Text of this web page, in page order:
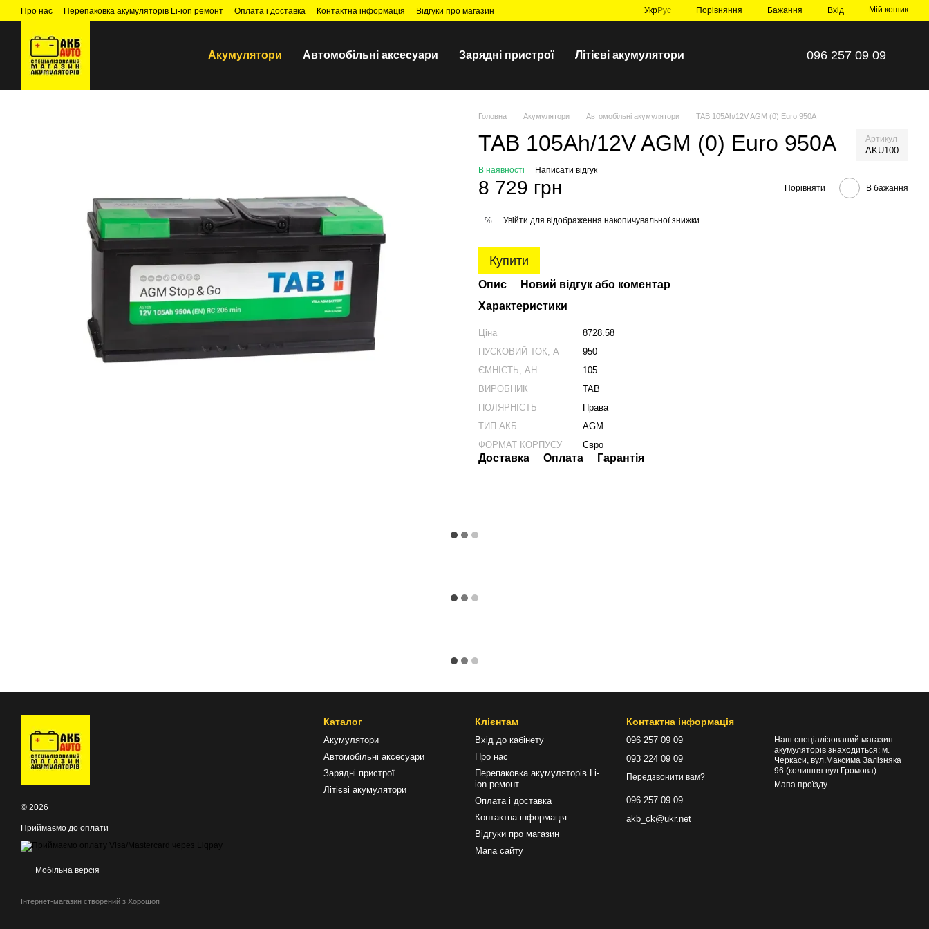
Перейти до основного контенту
Про нас Перепаковка акумуляторів Li-ion ремонт Оплата і доставка Контактна інформація Відгуки про магазин УкрРус Порівняння Бажання Вхід Мій кошик
Акумулятори Автомобільні аксесуари Зарядні пристрої Літієві акумулятори 096 257 09 09
Головна Акумулятори Автомобільні акумулятори TAB 105Ah/12V AGM (0) Euro 950A
TAB 105Ah/12V AGM (0) Euro 950A Артикул
AKU100
В наявності Написати відгук
8 729 грн Порівняти В бажання
% Увійти для відображення накопичувальної знижки
Купити
Опис
Новий відгук або коментар
Характеристики
Ціна
8728.58
ПУСКОВИЙ ТОК, А
950
ЄМНІСТЬ, АН
105
ВИРОБНИК
TAB
ПОЛЯРНІСТЬ
Права
ТИП АКБ
AGM
ФОРМАТ КОРПУСУ
Євро
Доставка Оплата Гарантія
© 2026
Приймаємо до оплати
Мобільна версія
Інтернет-магазин створений з Хорошоп
Каталог
Акумулятори
Автомобільні аксесуари
Зарядні пристрої
Літієві акумулятори
Клієнтам
Вхід до кабінету
Про нас
Перепаковка акумуляторів Li-
ion ремонт
Оплата і доставка
Контактна інформація
Відгуки про магазин
Мапа сайту
Контактна інформація
096 257 09 09
093 224 09 09
Передзвонити вам?
096 257 09 09
akb_ck@ukr.net
Наш спеціалізований магазин
акумуляторів знаходиться: м.
Черкаси, вул.Максима Залізняка
96 (колишня вул.Громова)
Мапа проїзду